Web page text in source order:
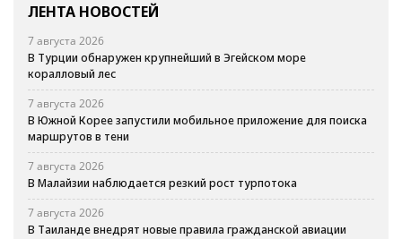
ЛЕНТА НОВОСТЕЙ
7 августа 2026
В Турции обнаружен крупнейший в Эгейском море
коралловый лес
7 августа 2026
В Южной Корее запустили мобильное приложение для поиска
маршрутов в тени
7 августа 2026
В Малайзии наблюдается резкий рост турпотока
7 августа 2026
В Таиланде внедрят новые правила гражданской авиации